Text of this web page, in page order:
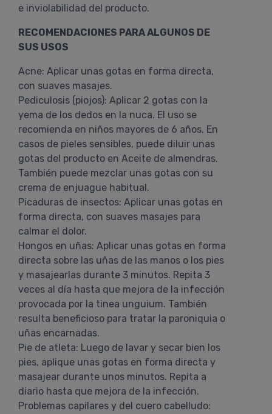
e inviolabilidad del producto.
RECOMENDACIONES PARA ALGUNOS DE
SUS USOS
Acne: Aplicar unas gotas en forma directa,
con suaves masajes.
Pediculosis (piojos): Aplicar 2 gotas con la
yema de los dedos en la nuca. El uso se
recomienda en niños mayores de 6 años. En
casos de pieles sensibles, puede diluir unas
gotas del producto en Aceite de almendras.
También puede mezclar unas gotas con su
crema de enjuague habitual.
Picaduras de insectos: Aplicar unas gotas en
forma directa, con suaves masajes para
calmar el dolor.
Hongos en uñas: Aplicar unas gotas en forma
directa sobre las uñas de las manos o los pies
y masajearlas durante 3 minutos. Repita 3
veces al día hasta que mejora de la infección
provocada por la tinea unguium. También
resulta beneficioso para tratar la paroniquia o
uñas encarnadas.
Pie de atleta: Luego de lavar y secar bien los
pies, aplique unas gotas en forma directa y
masajear durante unos minutos. Repita a
diario hasta que mejora de la infección.
Problemas capilares y del cuero cabelludo: